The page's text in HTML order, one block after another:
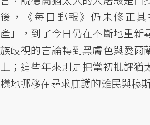
後，《每日郵報》仍未修正
產」，到了今日仍在不斷地重新
族歧視的言論轉到黑膚色與愛爾
上；這些年來則是把當初批評猶
樣地挪移在尋求庇護的難民與穆